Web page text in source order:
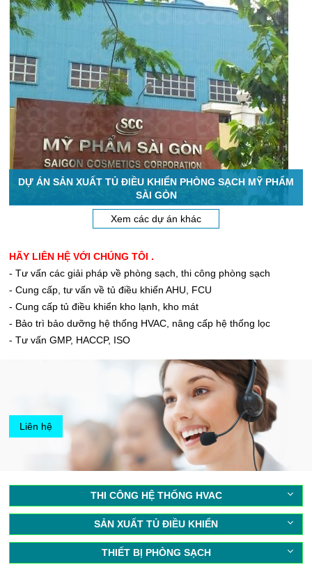
DỰ ÁN SẢN XUẤT TỦ ĐIỀU KHIỂN PHÒNG SẠCH MỸ PHẨM
SÀI GÒN
Xem các dự án khác
HÃY LIÊN HỆ VỚI CHÚNG TÔI .
- Tư vấn các giải pháp về phòng sạch, thi công phòng sạch
- Cung cấp, tư vấn về tủ điều khiển AHU, FCU
- Cung cấp tủ điều khiển kho lạnh, kho mát
- Bảo trì bảo dưỡng hệ thống HVAC, nâng cấp hệ thống lọc
- Tư vấn GMP, HACCP, ISO
Liên hệ
THI CÔNG HỆ THỐNG HVAC
SẢN XUẤT TỦ ĐIỀU KHIỂN
THIẾT BỊ PHÒNG SẠCH